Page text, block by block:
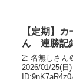
【定期】
ん 連勝記
2: 名無しさん
2026/01/25(日
ID:9nK7aR4z0